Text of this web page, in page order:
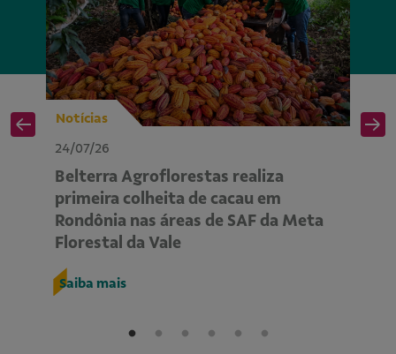
Notícias
24/07/26
Belterra Agroflorestas realiza
primeira colheita de cacau em
Rondônia nas áreas de SAF da Meta
Florestal da Vale
Saiba mais